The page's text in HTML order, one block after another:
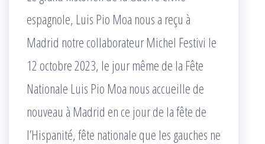
espagnole, Luis Pio Moa nous a reçu à
Madrid notre collaborateur Michel Festivi le
12 octobre 2023, le jour même de la Fête
Nationale Luis Pio Moa nous accueille de
nouveau à Madrid en ce jour de la fête de
l’Hispanité, fête nationale que les gauches ne